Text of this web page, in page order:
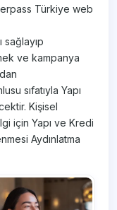
Türkiye web
sağlayıp
ve kampanya
sıfatıyla Yapı
Kişisel
için Yapı ve Kredi
Aydınlatma